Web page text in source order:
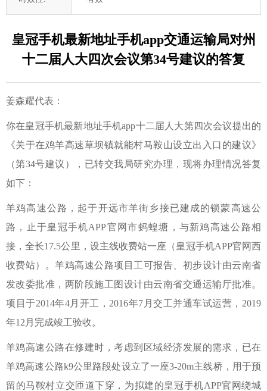
皇冠手机最新地址手机app交通运输局对州
十二届人大四次会议第34号建议的答复
姜森耀代表：
你在皇冠手机最新地址手机app十二届人大第四次会议提出的
《关于在鸡羊高速草坝镇就能村马鞍山设立出入口的建议》
（第34号建议），已转交我局研究办理，现将办理情况答复
如下：
羊鸡高速公路，起于开远市羊街乡接已建成的锁蒙高速公
路，止于皇冠手机APP官网市蚂蝗塘，与新鸡高速公路相
接，全长17.5公里，设主线收费站一座（皇冠手机APP官网西
收费站）。羊鸡高速公路项目工可报告、初步设计由云南省
发改委批准，两阶段施工图设计由云南省交通运输厅批准。
项目于2014年4月开工，2016年7月交工并通车试运营，2019
年12月完成竣工验收。
羊鸡高速公路在修建时，考虑到区域经济发展的需求，已在
羊鸡高速公路k9公里路段处设立了一座3-20m主线桥，用于预
留的马鞍村立交匝道下穿，为拟建的皇冠手机APP官网绕城